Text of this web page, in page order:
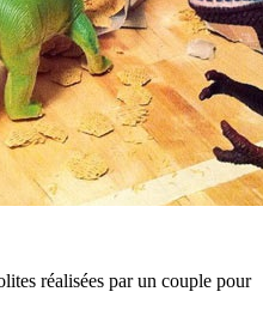
réalisées par un couple pour